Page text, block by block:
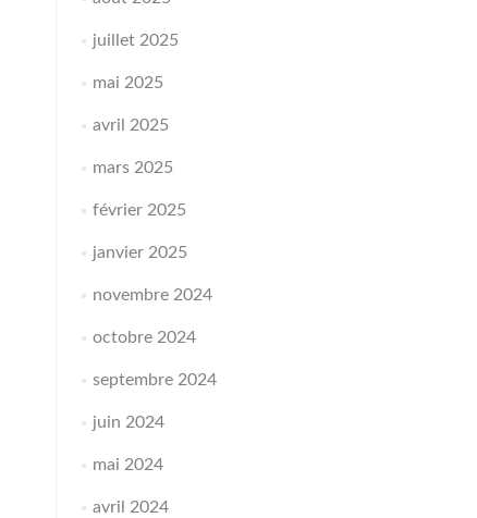
juillet 2025
mai 2025
avril 2025
mars 2025
février 2025
janvier 2025
novembre 2024
octobre 2024
septembre 2024
juin 2024
mai 2024
avril 2024